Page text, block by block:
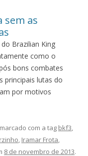
sem as
Brazilian King
como o
bons combates
principais lutas do
por motivos
com a tag bkf3,
, Iramar Frota,
8 de novembro de 2013.